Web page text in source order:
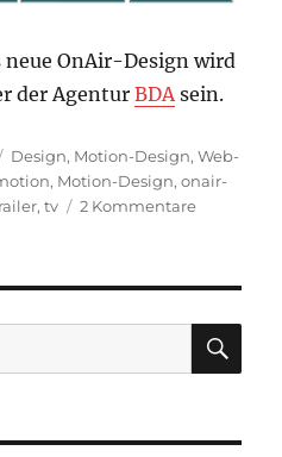
OnAir-Design wird
der AgenturBDA sein.
Kategorien
Design, Motion-Design,Web-
, Motion-Design,onair-
,tv 2 Kommentarezu
Design